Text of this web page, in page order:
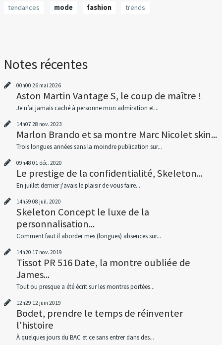
tendances
mode fashion trends
Notes récentes
00h00 26 mai 2026
Aston Martin Vantage S, le coup de maître !
Je n’ai jamais caché à personne mon admiration et...
14h07 28 nov. 2023
Marlon Brando et sa montre Marc Nicolet skin...
Trois longues années sans la moindre publication sur...
09h48 01 déc. 2020
Le prestige de la confidentialité, Skeleton...
En juillet dernier j'avais le plaisir de vous faire...
14h59 08 juil. 2020
Skeleton Concept le luxe de la
personnalisation...
Comment faut il aborder mes (longues) absences sur...
14h20 17 nov. 2019
Tissot PR 516 Date, la montre oubliée de
James...
Tout ou presque a été écrit sur les montres portées...
12h29 12 juin 2019
Bodet, prendre le temps de réinventer
l'histoire
À quelques jours du BAC et ce sans entrer dans des...